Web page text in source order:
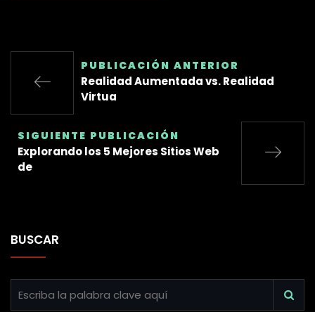
PUBLICACIÓN ANTERIOR
Realidad Aumentada vs. Realidad
Virtua
SIGUIENTE PUBLICACIÓN
Explorando los 5 Mejores Sitios Web
de
BUSCAR